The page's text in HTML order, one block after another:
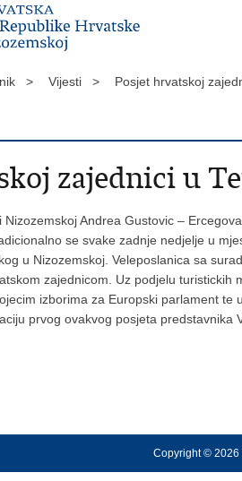
> Vijesti > Posjet hrvatskoj
zajednici u
Nizozemskoj Andrea Gustovic –
se svake zadnje nedjelje u
u Nizozemskoj. Veleposlanica sa
zajednicom. Uz podjelu
izborima za Europski parlament
prvog ovakvog posjeta predstavnika
Copyright © 2026